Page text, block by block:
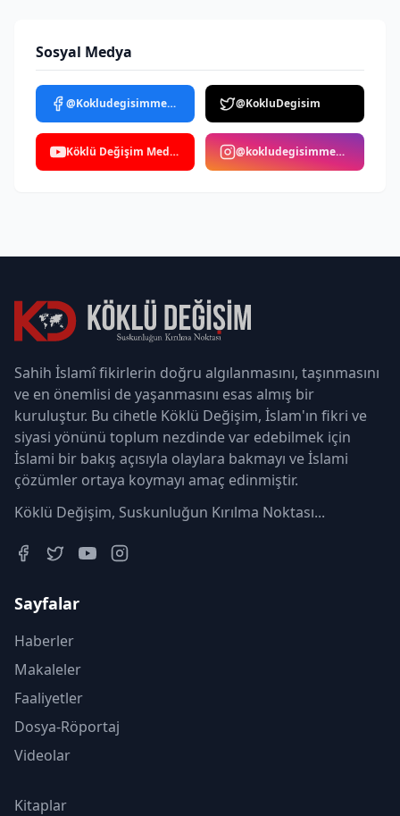
Sosyal Medya
@Kokludegisimmedya @KokluDegisim
Köklü Değişim Medya @kokludegisimmedya
Sahih İslamî fikirlerin doğru algılanmasını, taşınmasını
ve en önemlisi de yaşanmasını esas almış bir
kuruluştur. Bu cihetle Köklü Değişim, İslam'ın fikri ve
siyasi yönünü toplum nezdinde var edebilmek için
İslami bir bakış açısıyla olaylara bakmayı ve İslami
çözümler ortaya koymayı amaç edinmiştir.
Köklü Değişim, Suskunluğun Kırılma Noktası...
Sayfalar
Haberler
Makaleler
Faaliyetler
Dosya-Röportaj
Videolar
Kitaplar